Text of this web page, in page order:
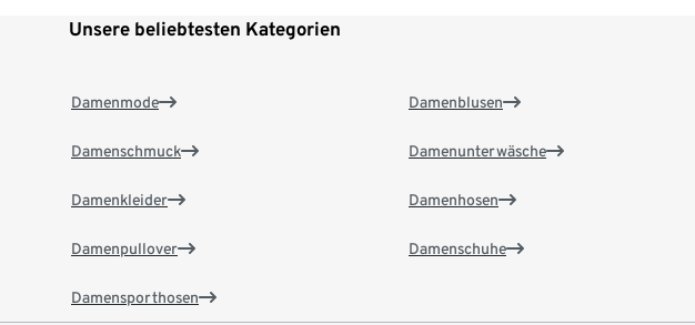
Unsere beliebtesten Kategorien
Damenmode
Damenschmuck
Damenkleider
Damenpullover
Damensporthosen
Damenblusen
Damenunterwäsche
Damenhosen
Damenschuhe